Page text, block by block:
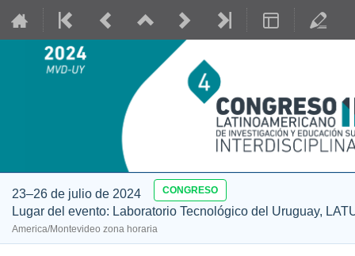
23–26 de julio de 2024 CONGRESO
Lugar del evento: Laboratorio Tecnológico del Uruguay,
America/Montevideo zona horaria